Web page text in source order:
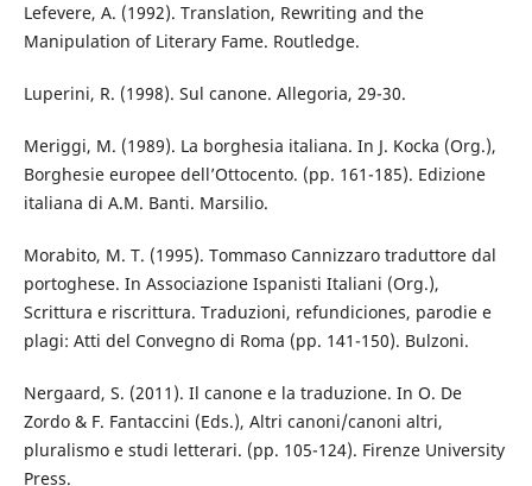
Lefevere, A. (1992). Translation, Rewriting and the
Manipulation of Literary Fame. Routledge.
Luperini, R. (1998). Sul canone. Allegoria, 29-30.
Meriggi, M. (1989). La borghesia italiana. In J. Kocka (Org.),
Borghesie europee dell’Ottocento. (pp. 161-185). Edizione
italiana di A.M. Banti. Marsilio.
Morabito, M. T. (1995). Tommaso Cannizzaro traduttore dal
portoghese. In Associazione Ispanisti Italiani (Org.),
Scrittura e riscrittura. Traduzioni, refundiciones, parodie e
plagi: Atti del Convegno di Roma (pp. 141-150). Bulzoni.
Nergaard, S. (2011). Il canone e la traduzione. In O. De
Zordo & F. Fantaccini (Eds.), Altri canoni/canoni altri,
pluralismo e studi letterari. (pp. 105-124). Firenze University
Press.